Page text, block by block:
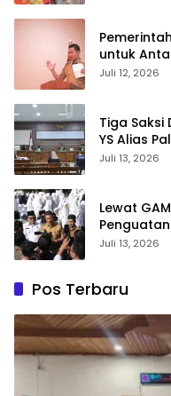
untuk
Juli 12, 2026
Tiga Saksi
YS Alias
Juli 13, 2026
Lewat
Pendidikan
Juli 13, 2026
Pos Terbaru